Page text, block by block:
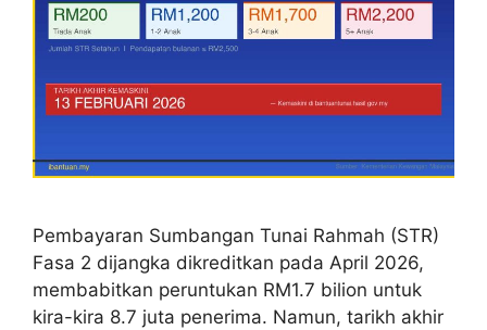
Pembayaran Sumbangan Tunai Rahmah (STR)
Fasa 2 dijangka dikreditkan pada April 2026,
membabitkan peruntukan RM1.7 bilion untuk
kira-kira 8.7 juta penerima. Namun, tarikh akhir